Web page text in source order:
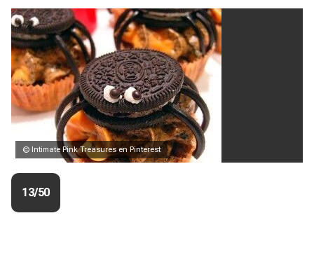
© Intimate Pink Treasures en Pinterest
13/50